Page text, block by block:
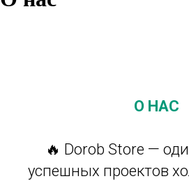
О НАС
🔥 Dorob Store —
успешных проектов